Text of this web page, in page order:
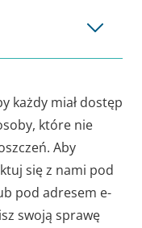
każdy miał dostęp
które nie
Aby
się z nami pod
pod adresem e-
swoją sprawę